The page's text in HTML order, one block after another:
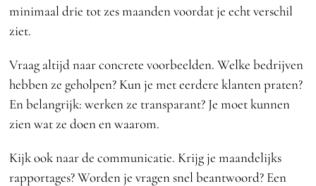
minimaal drie tot zes maanden voordat je echt verschil
ziet.
Vraag altijd naar concrete voorbeelden. Welke bedrijven
hebben ze geholpen? Kun je met eerdere klanten praten?
En belangrijk: werken ze transparant? Je moet kunnen
zien wat ze doen en waarom.
Kijk ook naar de communicatie. Krijg je maandelijks
rapportages? Worden je vragen snel beantwoord? Een